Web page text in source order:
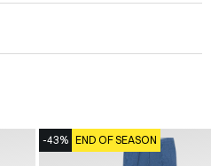
-43% END OF SEASON